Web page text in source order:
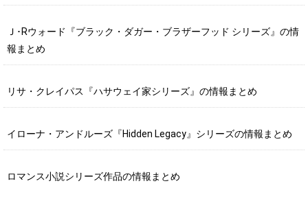
Ｊ･Rウォード『ブラック・ダガー・ブラザーフッド シリーズ』の情
報まとめ
リサ・クレイパス『ハサウェイ家シリーズ』の情報まとめ
イローナ・アンドルーズ『Hidden Legacy』シリーズの情報まとめ
ロマンス小説シリーズ作品の情報まとめ